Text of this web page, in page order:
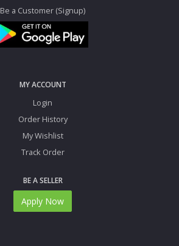
Be a Customer (Signup)
MY ACCOUNT
Login
Order History
My Wishlist
Track Order
BE A SELLER
Apply Now